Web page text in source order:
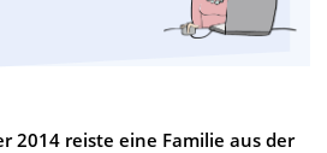
2014 reiste eine Familie aus der